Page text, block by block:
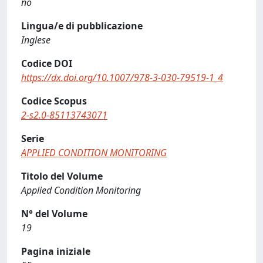
Lingua/e di pubblicazione
Inglese
Codice DOI
https://dx.doi.org/10.1007/978-3-030-79519-1_4
Codice Scopus
2-s2.0-85113743071
Serie
APPLIED CONDITION MONITORING
Titolo del Volume
Applied Condition Monitoring
N° del Volume
19
Pagina iniziale